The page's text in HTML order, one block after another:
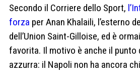
Secondo il Corriere dello Sport,
forza per Anan Khalaili, l’esterno
dell’Union Saint-Gilloise, ed è
favorita. Il motivo è anche il punto
azzurra: il Napoli non ha ancora